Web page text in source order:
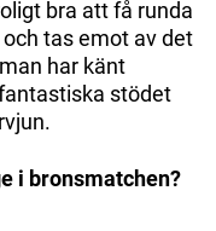
bra att få runda
tas emot av det
har känt
stödet
i bronsmatchen?